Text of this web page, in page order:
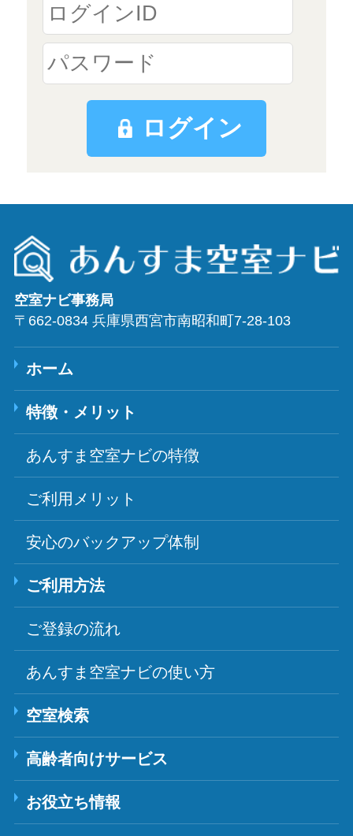
空室ナビ事務局
〒662-0834 兵庫県西宮市南昭和町7-28-103
ホーム
特徴・メリット
あんすま空室ナビの特徴
ご利用メリット
安心のバックアップ体制
ご利用方法
ご登録の流れ
あんすま空室ナビの使い方
空室検索
高齢者向けサービス
お役立ち情報